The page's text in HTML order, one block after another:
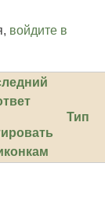
войдите в
Тип